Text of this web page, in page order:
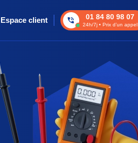
Espace client 01 84 80 98 07
24h/7j • Prix d’un appel